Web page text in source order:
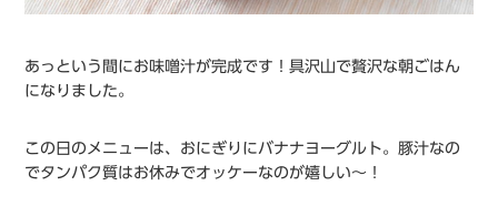
あっという間にお味噌汁が完成です！具沢山で贅沢な朝ごはん
になりました。
この日のメニューは、おにぎりにバナナヨーグルト。豚汁なの
でタンパク質はお休みでオッケーなのが嬉しい〜！